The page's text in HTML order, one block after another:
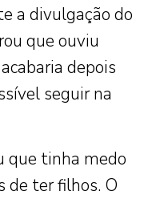
a divulgação do
que ouviu
depois
seguir na
que tinha medo
de ter filhos. O